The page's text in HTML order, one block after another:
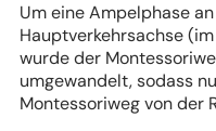
Um eine Ampelphase
Hauptverkehrsachse
wurde der
umgewandelt, sodass
Montessoriweg von